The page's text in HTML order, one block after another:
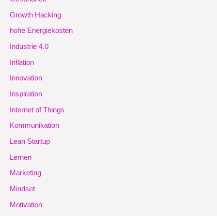
Growth Hacking
hohe Energiekosten
Industrie 4.0
Inflation
Innovation
Inspiration
Internet of Things
Kommunikation
Lean Startup
Lernen
Marketing
Mindset
Motivation